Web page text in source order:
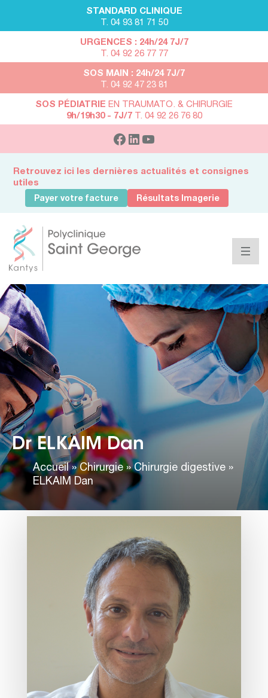
STANDARD CLINIQUE
T. 04 93 81 71 50
URGENCES : 24h/24 7J/7
T. 04 92 26 77 77
SOS MAIN : 24h/24 7J/7
T. 04 92 47 23 81
SOS PÉDIATRIE EN TRAUMATO. & CHIRURGIE
9h/19h30 - 7J/7T. 04 92 26 76 80
Retrouvez ici les dernières actualités et consignes
utiles
Payer votre facture Résultats Imagerie
Dr ELKAIM Dan
Accueil»Chirurgie»Chirurgie digestive »
ELKAIM Dan